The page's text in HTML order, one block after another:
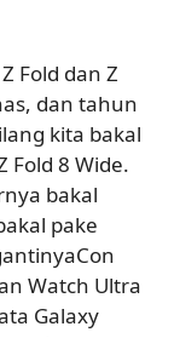
Fold dan Z
dan tahun
kita bakal
Fold 8 Wide.
bakal
pake
Watch Ultra
Galaxy